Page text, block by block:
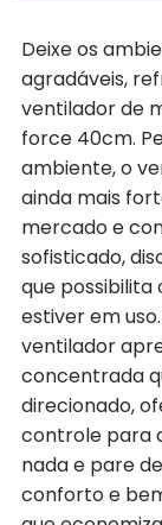
Deixe os
agradáveis,
ventilador de
force 40cm.
ambiente, o
ainda mais
mercado e
sofisticado,
que
estiver em
ventilador
concentrada
direcionado,
controle para
nada e pare
conforto e